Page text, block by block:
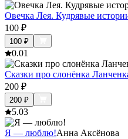
Овечка Лея. Кудрявые
100 ₽
100 ₽
0.01
Сказки про слонёнка
200 ₽
200 ₽
5.03
Я — люблю!Анна Аксёнова